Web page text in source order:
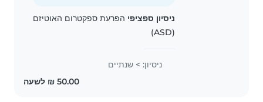
ניסיון ספציפי הפרעת ספקטרום האוטיזם
(ASD)
ניסיון: > שנתיים